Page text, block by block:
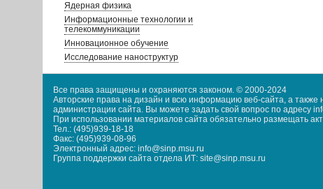
Ядерная физика
Информационные технологии и
телекоммуникации
Инновационное обучение
Исследование наноструктур
Все права защищены и охраняются законом. © 2000-2024
Авторские права на дизайн и всю информацию веб-сайта, а
администрации сайта. Вы можете задать свой вопрос по адресу
При использовании материалов сайта обязательно размещать
Тел.: (495)939-18-18
Факс: (495)939-08-96
Электронный адрес: info@sinp.msu.ru
Группа поддержки сайта отдела ИТ: site@sinp.msu.ru